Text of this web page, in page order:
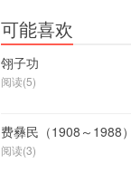
可能喜欢
翎子功
阅读(5)
费彝民（1908～1988）
阅读(3)